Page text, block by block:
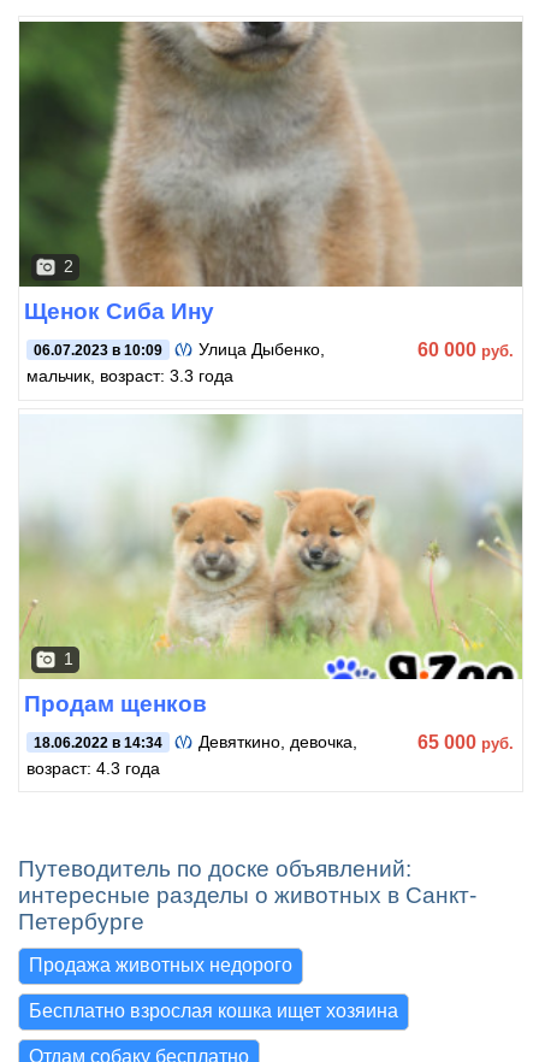
2
Щенок Сиба Ину
06.07.2023 в 10:09 Улица Дыбенко
мальчик, возраст: 3.3 года
60 000 руб.
1
Продам щенков
18.06.2022 в 14:34 Девяткино , девочка,
возраст: 4.3 года
65 000 руб.
Путеводитель по доске объявлений:
интересные разделы о животных в Санкт-
Петербурге
Продажа животных недорого
Бесплатно взрослая кошка ищет хозяина
Отдам собаку бесплатно